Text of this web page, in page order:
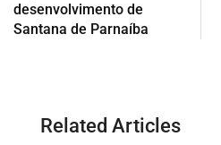
desenvolvimento de
Santana de Parnaíba
Related Articles